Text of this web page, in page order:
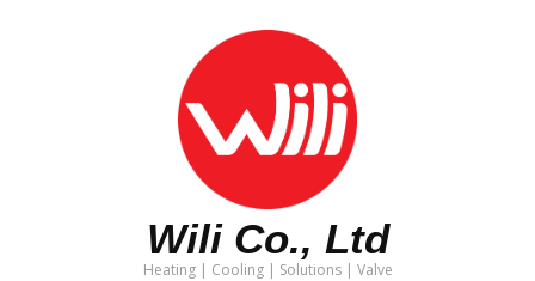
Wili Co., Ltd
Heating | Cooling | Solutions | Valve